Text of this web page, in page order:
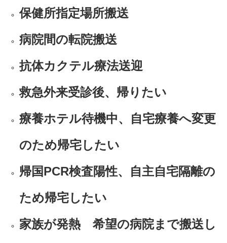
保健所指定場所搬送
病院間の転院搬送
抗体カクテル療法送迎
救急外来受診後、帰りたい
療養ホテル待機中、自宅療養へ変更
のため帰宅したい
帰国PCR検査陽性、自主自宅隔離の
ため帰宅したい
家族が発熱 希望の病院まで搬送し